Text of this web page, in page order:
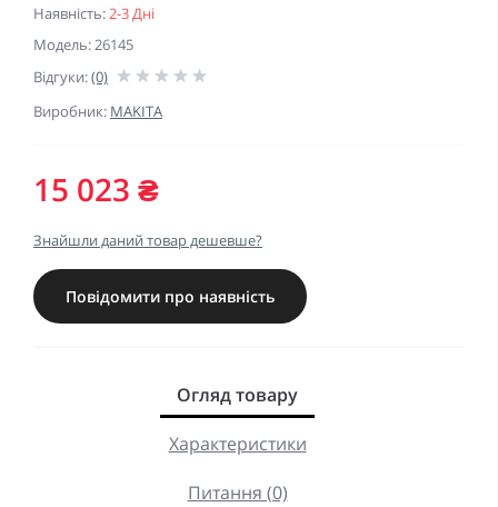
Наявність:2-3 Дні
Модель: 26145
Відгуки:(0)
Виробник: MAKITA
15 023 ₴
Знайшли даний товар дешевше?
Повідомити про наявність
Огляд товару
Характеристики
Питання (0)